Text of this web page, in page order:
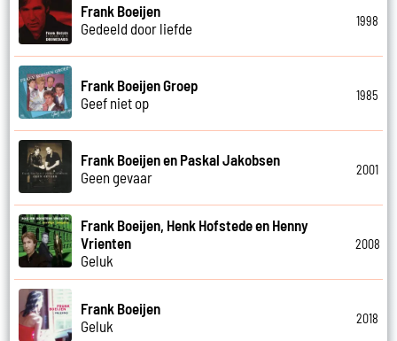
Frank Boeijen
Gedeeld door liefde
1998
Frank Boeijen Groep
Geef niet op
1985
Frank Boeijen en Paskal Jakobsen
Geen gevaar
2001
Frank Boeijen, Henk Hofstede en Henny
Vrienten
Geluk
2008
Frank Boeijen
Geluk
2018